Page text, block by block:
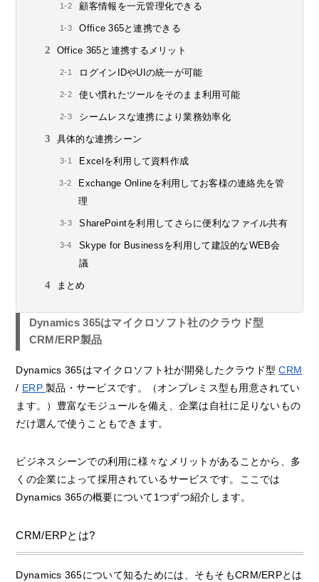
顧客情報を一元管理化できる
Office 365と連携できる
Office 365と連携するメリット
ログインIDやUIの統一が可能
使い慣れたツールをそのまま利用可能
シームレスな連携により業務効率化
具体的な連携シーン
Excelを利用して資料作成
Exchange Onlineを利用してお客様の連絡先を管
理
SharePointを利用してさらに便利なファイル共有
Skype for Businessを利用して建設的なWEB会
議
まとめ
Dynamics 365はマイクロソフト社のクラウド型
CRM/ERP製品
Dynamics 365はマイクロソフト社が開発したクラウド型CRM
/ ERP製品・サービスです。（オンプレミス型も用意されてい
ます。）豊富なモジュールを備え、企業は自社に足りないもの
だけ選んで使うこともできます。
ビジネスシーンでの利用に様々なメリットがあることから、多
くの企業によって採用されているサービスです。ここでは
Dynamics 365の概要について1つずつ紹介します。
CRM/ERPとは?
Dynamics 365について知るためには、そもそもCRM/ERPとは